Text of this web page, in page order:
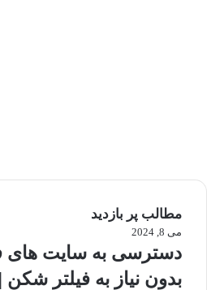
مطالب پر بازدید
می 8, 2024
دسترسی به سایت های
بدون نیاز به فیلتر